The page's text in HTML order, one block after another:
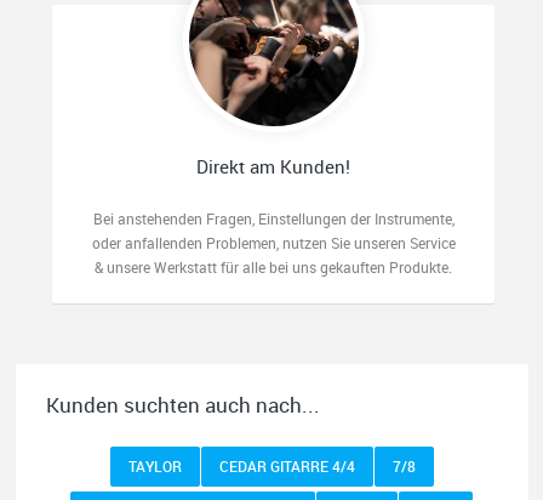
Direkt am Kunden!
Bei anstehenden Fragen, Einstellungen der Instrumente,
oder anfallenden Problemen, nutzen Sie unseren Service
& unsere Werkstatt für alle bei uns gekauften Produkte.
Kunden suchten auch nach...
TAYLOR CEDAR GITARRE 4/4 7/8